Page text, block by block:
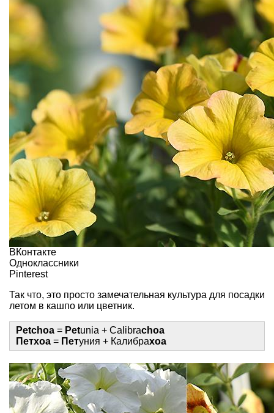
ВКонтакте
Одноклассники
Pinterest
Так что, это просто замечательная культура для посадки
летом в кашпо или цветник.
Petchoa = Petunia + Calibrachoa
Петхоа = Петуния + Калибрахоа